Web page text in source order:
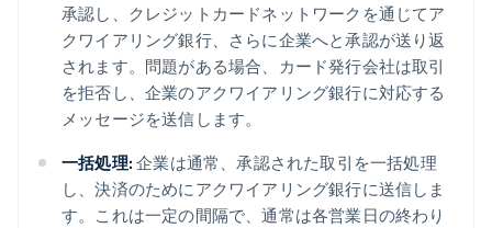
承認し、クレジットカードネットワークを通じてア
クワイアリング銀行、さらに企業へと承認が送り返
されます。問題がある場合、カード発行会社は取引
を拒否し、企業のアクワイアリング銀行に対応する
メッセージを送信します。
一括処理: 企業は通常、承認された取引を一括処理
し、決済のためにアクワイアリング銀行に送信しま
す。これは一定の間隔で、通常は各営業日の終わり